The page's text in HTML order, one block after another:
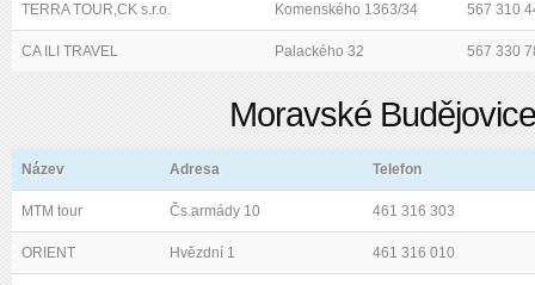
TERRA TOUR,CK s.r.o. Komenského 1363/34 567 310
CA ILI TRAVEL Palackého 32 567 330
Moravské Budějovice
Název Adresa Telefon
MTM tour Čs.armády 10 461 316 303
ORIENT Hvězdní 1 461 316 010